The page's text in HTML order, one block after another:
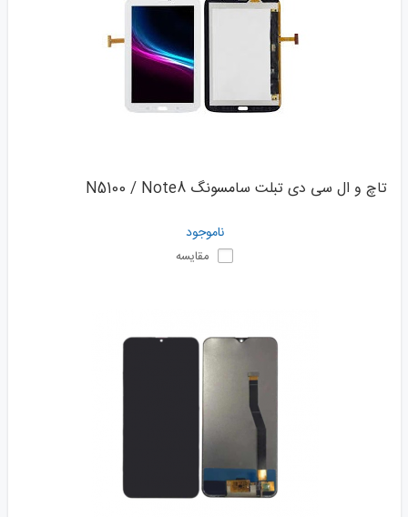
تاچ و ال سی دی تبلت سامسونگ N5100 / Note8
ناموجود
مقایسه